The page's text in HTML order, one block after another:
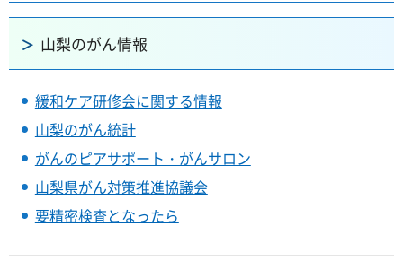
山梨のがん情報
緩和ケア研修会に関する情報
山梨のがん統計
がんのピアサポート・がんサロン
山梨県がん対策推進協議会
要精密検査となったら